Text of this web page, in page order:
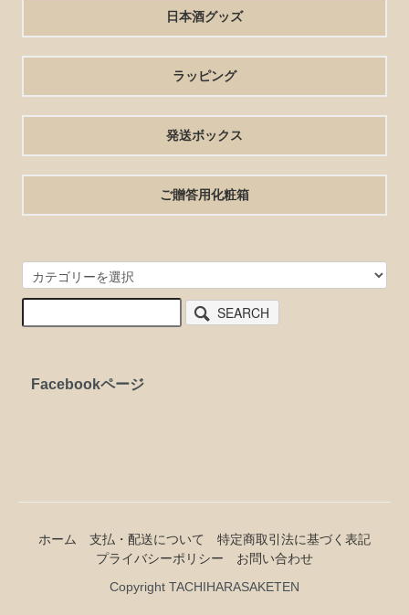
日本酒グッズ
ラッピング
発送ボックス
ご贈答用化粧箱
SEARCH
Facebookページ
ホーム 支払・配送について
特定商取引法に基づく表記
プライバシーポリシー
お問い合わせ
Copyright TACHIHARASAKETEN